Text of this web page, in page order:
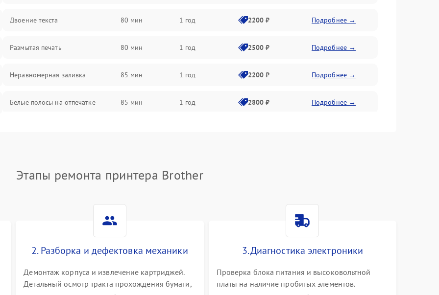
Двоение текста 80 мин 1 год 2200 ₽ Подробнее →
Размытая печать 80 мин 1 год 2500 ₽ Подробнее →
Неравномерная заливка 85 мин 1 год 2200 ₽ Подробнее →
Белые полосы на отпечатке 85 мин 1 год 2800 ₽ Подробнее →
Этапы ремонта принтера Brother
2. Разборка и дефектовка механики
Демонтаж корпуса и извлечение картриджей.
Детальный осмотр тракта прохождения бумаги,
3. Диагностика электроники
Проверка блока питания и высоковольтной
платы на наличие пробитых элементов.